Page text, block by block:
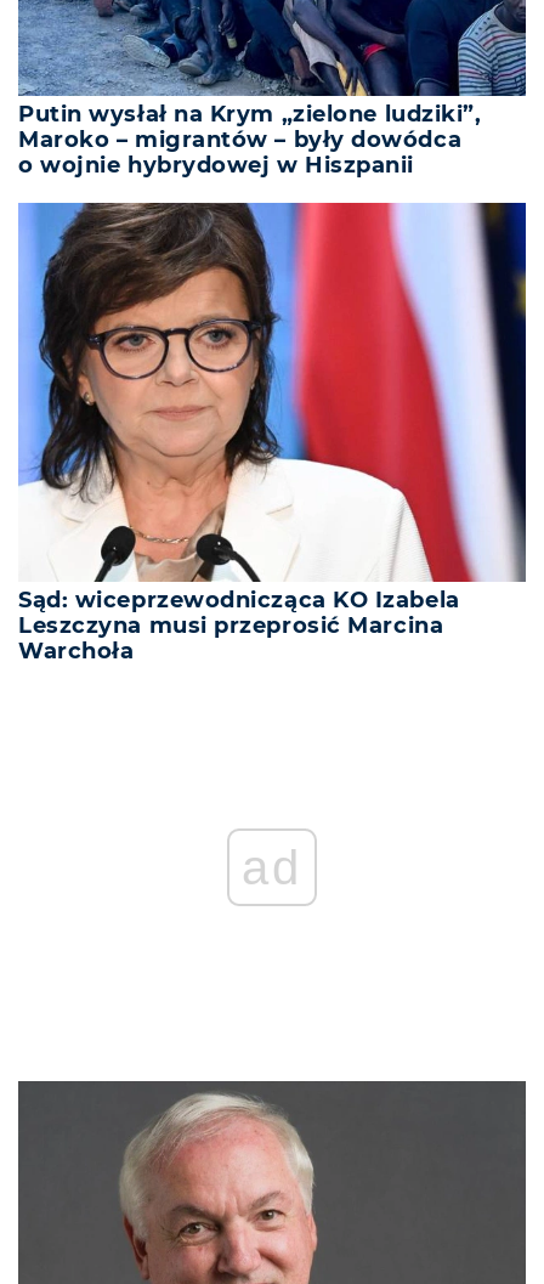
Putin wysłał na Krym „zielone ludziki”,
Maroko – migrantów – były dowódca
o wojnie hybrydowej w Hiszpanii
Sąd: wiceprzewodnicząca KO Izabela
Leszczyna musi przeprosić Marcina
Warchoła
ad